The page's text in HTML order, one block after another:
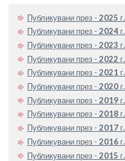
Публикувани през - 2025 г.
Публикувани през - 2024 г.
Публикувани през - 2023 г.
Публикувани през - 2022 г.
Публикувани през - 2021 г.
Публикувани през - 2020 г.
Публикувани през - 2019 г.
Публикувани през - 2018 г.
Публикувани през - 2017 г.
Публикувани през - 2016 г.
Публикувани през - 2015 г.